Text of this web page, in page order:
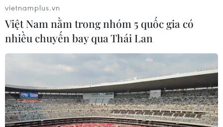
vietnamplus.vn
Việt Nam nằm trong nhóm 5 quốc gia có
nhiều chuyến bay qua Thái Lan